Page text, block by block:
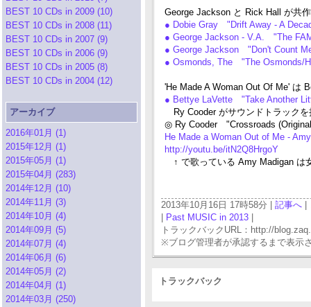
BEST 10 CDs in 2009 (10)
BEST 10 CDs in 2008 (11)
BEST 10 CDs in 2007 (9)
BEST 10 CDs in 2006 (9)
BEST 10 CDs in 2005 (8)
BEST 10 CDs in 2004 (12)
アーカイブ
2016年01月 (1)
2015年12月 (1)
2015年05月 (1)
2015年04月 (283)
2014年12月 (10)
2014年11月 (3)
2014年10月 (4)
2014年09月 (5)
2014年07月 (4)
2014年06月 (6)
2014年05月 (2)
2014年04月 (1)
2014年03月 (250)
George Jackson と Rick Hall が共
● Dobie Gray "Drift Away - A
● George Jackson - V.A. "The
● George Jackson "Don't Count
● Osmonds, The "The Osmonds/
'He Made A Woman Out Of Me' は
● Bettye LaVette "Take Another
Ry Cooder がサウンドトラック
◎ Ry Cooder "Crossroads
He Made a Woman Out of Me -
http://youtu.be/itN2Q8HrgoY
↑ で歌っている Amy Madigan は
2013年10月16日 17時58分 | 記事へ
Past MUSIC in 2013
トラックバックURL：http://
※ブログ管理者が承認するまで表示
トラックバック